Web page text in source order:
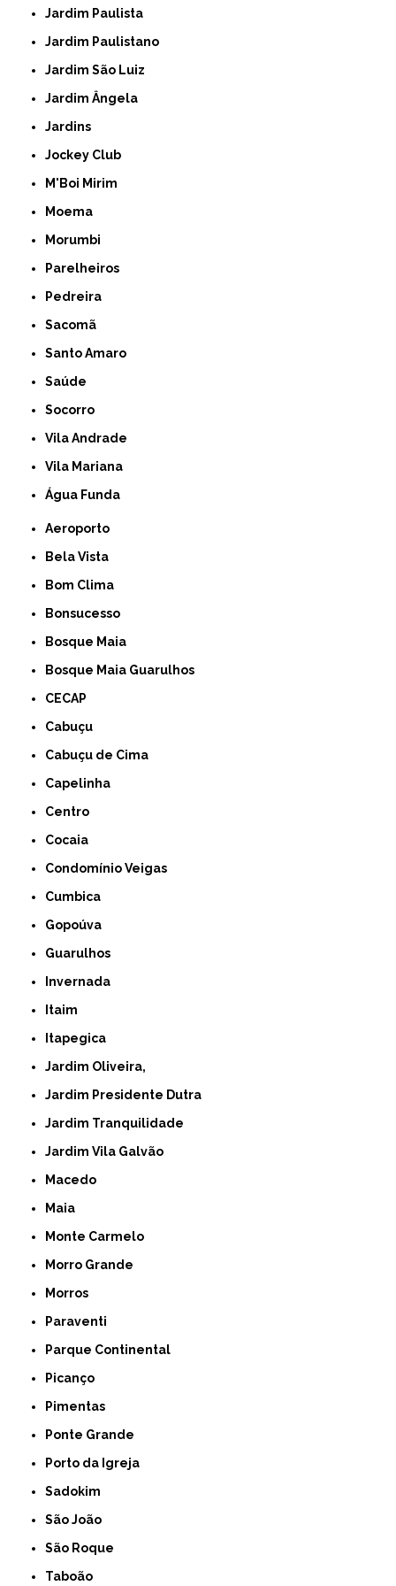
Jardim Paulista
Jardim Paulistano
Jardim São Luiz
Jardim Ângela
Jardins
Jockey Club
M'Boi Mirim
Moema
Morumbi
Parelheiros
Pedreira
Sacomã
Santo Amaro
Saúde
Socorro
Vila Andrade
Vila Mariana
Água Funda
Aeroporto
Bela Vista
Bom Clima
Bonsucesso
Bosque Maia
Bosque Maia Guarulhos
CECAP
Cabuçu
Cabuçu de Cima
Capelinha
Centro
Cocaia
Condomínio Veigas
Cumbica
Gopoúva
Guarulhos
Invernada
Itaim
Itapegica
Jardim Oliveira,
Jardim Presidente Dutra
Jardim Tranquilidade
Jardim Vila Galvão
Macedo
Maia
Monte Carmelo
Morro Grande
Morros
Paraventi
Parque Continental
Picanço
Pimentas
Ponte Grande
Porto da Igreja
Sadokim
São João
São Roque
Taboão